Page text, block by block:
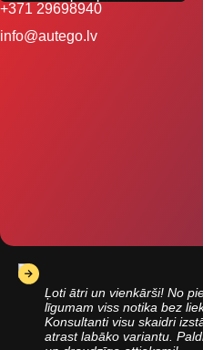
+371 29698940
info@autego.lv
Ļoti ātri un vienkārši! No
līgumam viss notika bez
Konsultanti visu skaidri
atrast labāko variantu.